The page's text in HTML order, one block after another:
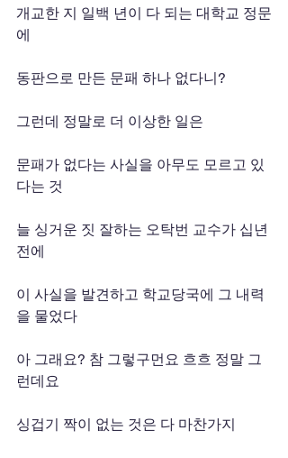
개교한 지 일백 년이 다 되는 대학교 정문
에
동판으로 만든 문패 하나 없다니?
그런데 정말로 더 이상한 일은
문패가 없다는 사실을 아무도 모르고 있
다는 것
늘 싱거운 짓 잘하는 오탁번 교수가 십년
전에
이 사실을 발견하고 학교당국에 그 내력
을 물었다
아 그래요? 참 그렇구먼요 흐흐 정말 그
런데요
싱겁기 짝이 없는 것은 다 마찬가지